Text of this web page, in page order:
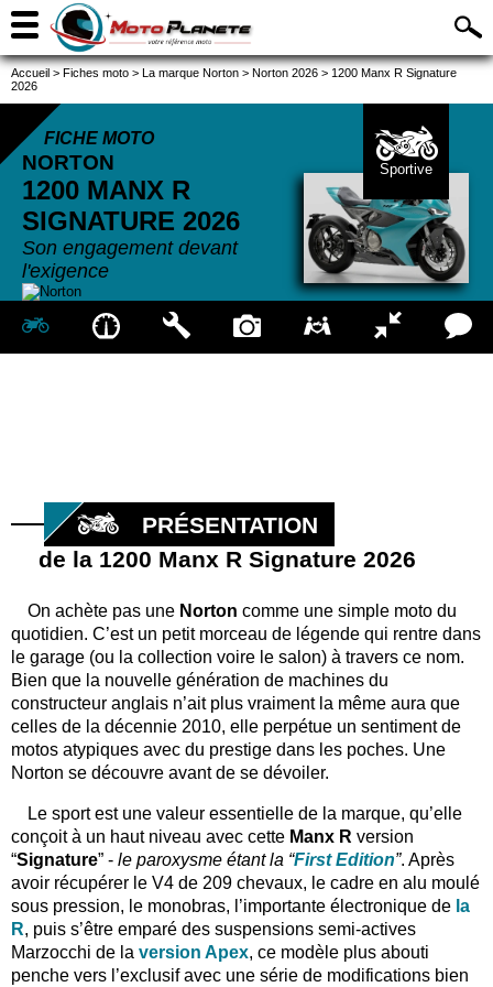
Accueil > Fiches moto > La marque Norton > Norton 2026 > 1200 Manx R Signature
2026
FICHE MOTO
NORTON
1200 MANX R
SIGNATURE 2026
Son engagement devant
l'exigence
Sportive
PRÉSENTATION
de la 1200 Manx R Signature 2026
On achète pas une Norton comme une simple moto du
quotidien. C’est un petit morceau de légende qui rentre dans
le garage (ou la collection voire le salon) à travers ce nom.
Bien que la nouvelle génération de machines du
constructeur anglais n’ait plus vraiment la même aura que
celles de la décennie 2010, elle perpétue un sentiment de
motos atypiques avec du prestige dans les poches. Une
Norton se découvre avant de se dévoiler.
Le sport est une valeur essentielle de la marque, qu’elle
conçoit à un haut niveau avec cette Manx R version
“Signature” - le paroxysme étant la “First Edition”. Après
avoir récupérer le V4 de 209 chevaux, le cadre en alu moulé
sous pression, le monobras, l’importante électronique de la
R, puis s’être emparé des suspensions semi-actives
Marzocchi de la version Apex, ce modèle plus abouti
penche vers l’exclusif avec une série de modifications bien